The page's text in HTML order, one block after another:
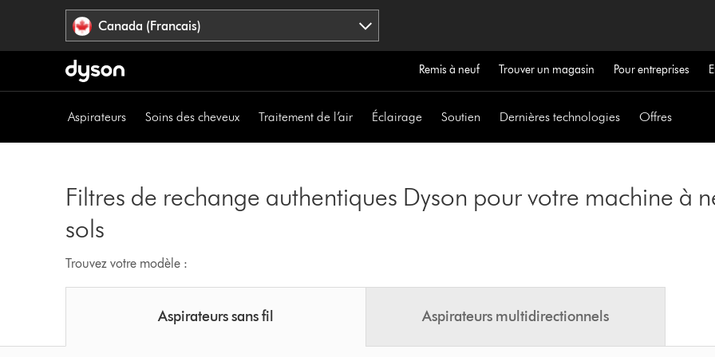
sauter
l’accessibilité
Canada (Francais)
Remis à neuf Trouver un magasin Pour entreprises
Aspirateurs Soins des cheveux Traitement de l’air Éclairage Soutien Dernières technologies Offres
Filtres de rechange authentiques Dyson pour votre machine à
sols
Trouvez votre modèle :
Aspirateurs sans fil Aspirateurs multidirectionnels